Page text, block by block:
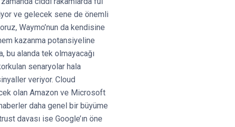
ve gelecek sene de önemli
Waymo’nun da kendisine
kazanma potansiyeline
bu alanda tek olmayacağı
senaryolar hala
veriyor. Cloud
olan Amazon ve Microsoft
daha genel bir büyüme
davası ise Google’ın öne